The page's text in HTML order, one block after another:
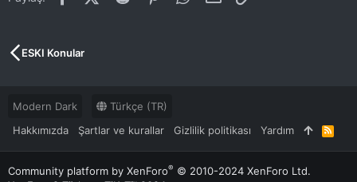
ESKI Konular
Modern Dark
Türkçe (TR)
Hakkımızda
Şartlar ve kurallar Gizlilik politikası Yardım
R
S
S
Community platform by XenForo® © 2010-2024 XenForo Ltd.